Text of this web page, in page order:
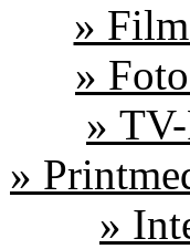
»
»
»
»
»